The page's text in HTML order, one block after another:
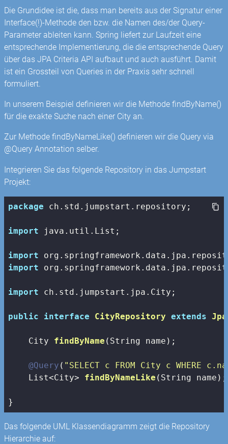
Die Grundidee ist die, dass man bereits aus der Signatur einer
Interface(!)-Methode den bzw. die Namen des/der Query-
Parameter ableiten kann. Spring liefert zur Laufzeit eine
entsprechende Implementierung, die die entsprechende Query
über das JPA Criteria API aufbaut und auch ausführt. Damit
ist ein Grossteil von Queries in der Praxis sehr schnell
formuliert.
In unserem Beispiel definieren wir die Methode findByName()
für die exakte Suche nach einer City an.
Zur Methode findByNameLike() definieren wir die Query via
@Query Annotation selber.
Integrieren Sie das folgende Repository in das Jumpstart
Projekt:
package ch.std.jumpstart.repository;
import java.util.List;
import
import
import ch.std.jumpstart.jpa.City;
public interface CityRepository extends
City findByName (String name) ;
@Query ( "SELECT c FROM City c WHERE
List<City> findByNameLike (String name) ;
}
Das folgende UML Klassendiagramm zeigt die Repository
Hierarchie auf: